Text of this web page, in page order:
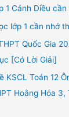
1 Cánh Diều cần
lớp 1 cần nhớ
Quốc Gia
[Có Lời Giải]
KSCL Toán 12
Hoằng Hóa 3,